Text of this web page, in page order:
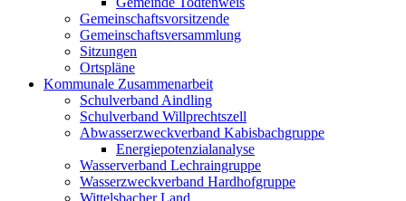
Gemeinschaftsvorsitzende
Gemeinschaftsversammlung
Sitzungen
Ortspläne
Kommunale Zusammenarbeit
Schulverband Aindling
Schulverband Willprechtszell
Abwasserzweckverband Kabisbachgruppe
Energiepotenzialanalyse
Wasserverband Lechraingruppe
Wasserzweckverband Hardhofgruppe
Wittelsbacher Land